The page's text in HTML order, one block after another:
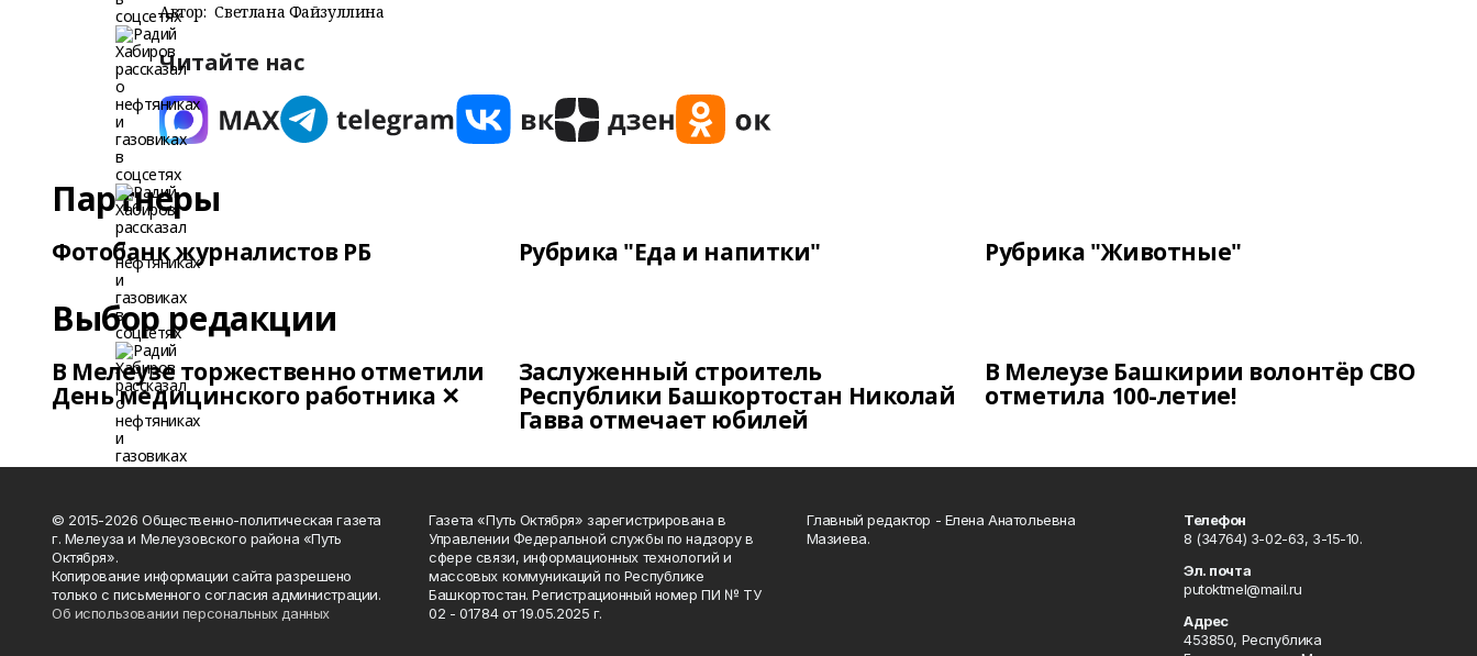
Автор: Светлана Файзуллина
Читайте нас
Партнеры
Фотобанк журналистов РБ Рубрика "Еда и напитки" Рубрика "Животные"
Выбор редакции
В Мелеузе торжественно отметили
День медицинского работника ✕
Заслуженный строитель
Республики Башкортостан Николай
Гавва отмечает юбилей
В Мелеузе Башкирии волонтёр СВО
отметила 100-летие!
© 2015-2026 Общественно-политическая газета
г. Мелеуза и Мелеузовского района «Путь
Октября».
Копирование информации сайта разрешено
только с письменного согласия администрации.
Об использовании персональных данных
Газета «Путь Октября» зарегистрирована в
Управлении Федеральной службы по надзору в
сфере связи, информационных технологий и
массовых коммуникаций по Республике
Башкортостан. Регистрационный номер ПИ № ТУ
02 - 01784 от 19.05.2025 г.
Главный редактор - Елена Анатольевна
Мазиева.
Телефон
8 (34764) 3-02-63, 3-15-10.
Эл. почта
putoktmel@mail.ru
Адрес
453850, Республика